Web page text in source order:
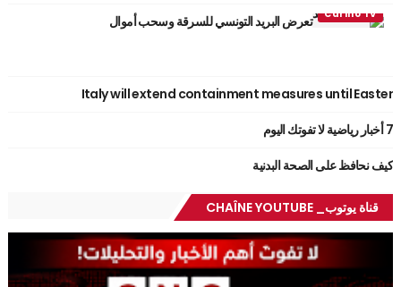
تعرض البريد التونسي للسرقة وسحب أموال
Italy will extend containment measures until Easter
7 أخبار رياضية لا تفوتك اليوم
كيف نحافظ على الصحة البدنية
قناة يوتوب_ CHAÎNE YOUTUBE